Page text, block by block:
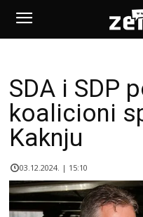
SDA i SDP
koalicioni
Kaknju
03.12.2024. | 15:10